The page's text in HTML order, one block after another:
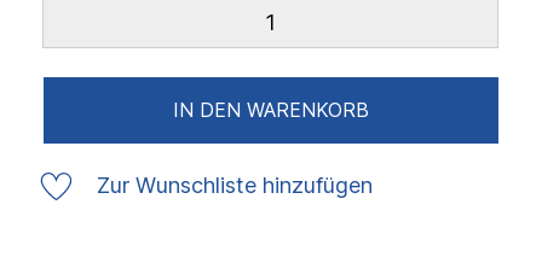
IN DEN WARENKORB
Zur Wunschliste hinzufügen